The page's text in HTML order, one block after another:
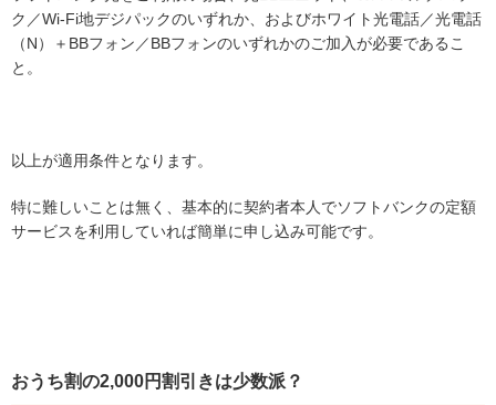
ク／Wi-Fi地デジパックのいずれか、およびホワイト光電話／光電話
（N）＋BBフォン／BBフォンのいずれかのご加入が必要であるこ
と。
以上が適用条件となります。
特に難しいことは無く、基本的に契約者本人でソフトバンクの定額
サービスを利用していれば簡単に申し込み可能です。
おうち割の2,000円割引きは少数派？